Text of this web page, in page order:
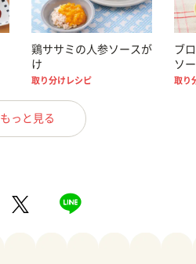
鶏ササミの人参ソースが
け
取り分けレシピ
ブ
ソ
取り
もっと見る